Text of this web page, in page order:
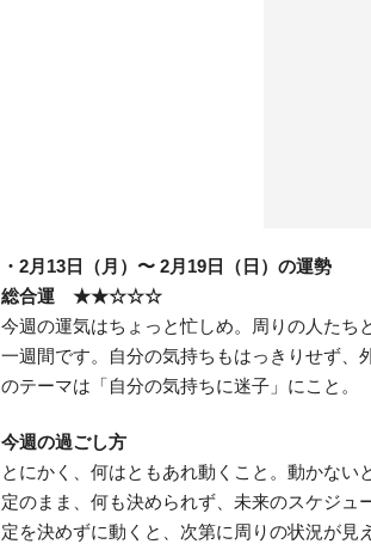
・2月13日（月）〜 2月19日（日）の運勢
総合運 ★★☆☆☆
今週の運気はちょっと忙しめ。周りの人たち
一週間です。自分の気持ちもはっきりせず、
のテーマは「自分の気持ちに迷子」にこと。
今週の過ごし方
とにかく、何はともあれ動くこと。動かな
定のまま、何も決められず、未来のスケジ
定を決めずに動くと、次第に周りの状況が見